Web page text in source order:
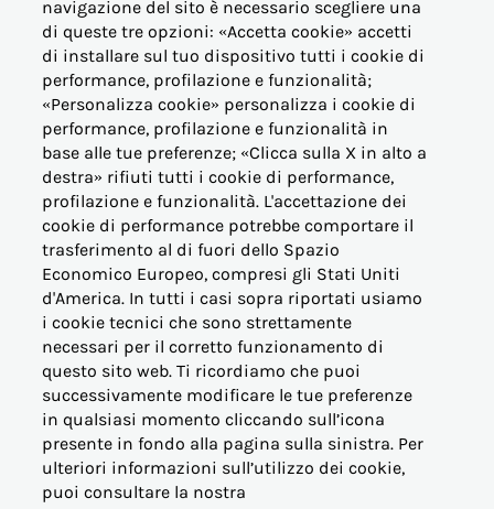
OFFERTE PER LA CASA
OFFERTE BUSINESS (PMI)
OFFERTE PERTINENZE
ALTRE ESIGENZE
PER I NOSTRI CLIENTI
VICINO AL CONSUMATORE
INFORMAZIONI
navigazione del sito è necessario scegliere una
di queste tre opzioni: «Accetta cookie» accetti
di installare sul tuo dispositivo tutti i cookie di
performance, profilazione e funzionalità;
«Personalizza cookie» personalizza i cookie di
performance, profilazione e funzionalità in
base alle tue preferenze; «Clicca sulla X in alto a
destra» rifiuti tutti i cookie di performance,
profilazione e funzionalità. L'accettazione dei
cookie di performance potrebbe comportare il
trasferimento al di fuori dello Spazio
Economico Europeo, compresi gli Stati Uniti
d'America. In tutti i casi sopra riportati usiamo
i cookie tecnici che sono strettamente
necessari per il corretto funzionamento di
questo sito web. Ti ricordiamo che puoi
successivamente modificare le tue preferenze
in qualsiasi momento cliccando sull’icona
presente in fondo alla pagina sulla sinistra. Per
ulteriori informazioni sull’utilizzo dei cookie,
puoi consultare la nostra